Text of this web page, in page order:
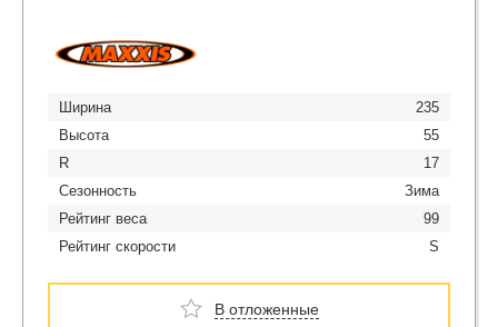
Ширина
235
Высота
55
R
17
Сезонность
Зима
Рейтинг веса
99
Рейтинг скорости
S
В отложенные